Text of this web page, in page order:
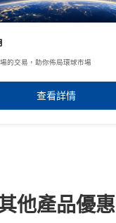
的交易，助你佈局環球市場
查看詳情
他產品優惠